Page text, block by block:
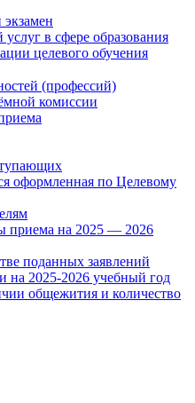
услуг в сфере образования
целевого обучения
(профессий)
комиссии
оформленная по Целевому
приема на 2025 — 2026
поданных заявлений
на 2025-2026 учебный год
общежития и количество